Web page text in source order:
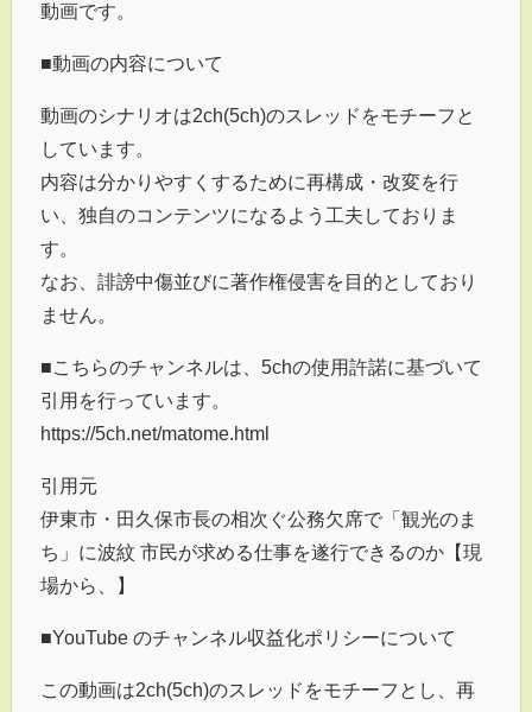
動画です。
■動画の内容について
動画のシナリオは2ch(5ch)のスレッドをモチーフと
しています。
内容は分かりやすくするために再構成・改変を行
い、独自のコンテンツになるよう工夫しておりま
す。
なお、誹謗中傷並びに著作権侵害を目的としており
ません。
■こちらのチャンネルは、5chの使用許諾に基づいて
引用を行っています。
https://5ch.net/matome.html
引用元
伊東市・田久保市長の相次ぐ公務欠席で「観光のま
ち」に波紋 市民が求める仕事を遂行できるのか【現
場から、】
■YouTube のチャンネル収益化ポリシーについて
この動画は2ch(5ch)のスレッドをモチーフとし、再